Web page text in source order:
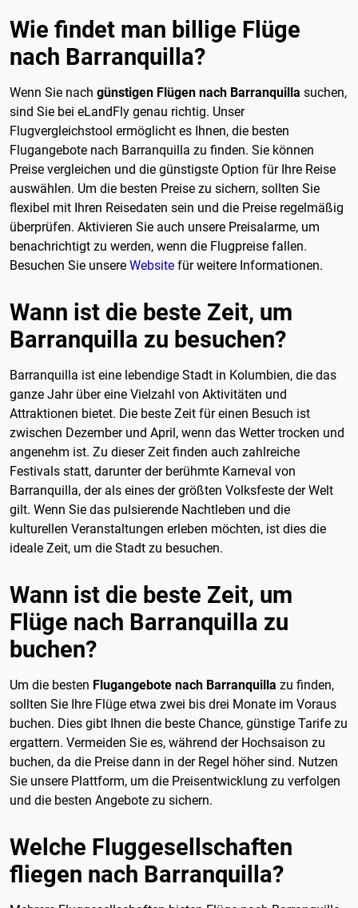
Wie findet man billige Flüge
nach Barranquilla?
Wenn Sie nach günstigen Flügen nach Barranquilla suchen,
sind Sie bei eLandFly genau richtig. Unser
Flugvergleichstool ermöglicht es Ihnen, die besten
Flugangebote nach Barranquilla zu finden. Sie können
Preise vergleichen und die günstigste Option für Ihre Reise
auswählen. Um die besten Preise zu sichern, sollten Sie
flexibel mit Ihren Reisedaten sein und die Preise regelmäßig
überprüfen. Aktivieren Sie auch unsere Preisalarme, um
benachrichtigt zu werden, wenn die Flugpreise fallen.
Besuchen Sie unsere Website für weitere Informationen.
Wann ist die beste Zeit, um
Barranquilla zu besuchen?
Barranquilla ist eine lebendige Stadt in Kolumbien, die das
ganze Jahr über eine Vielzahl von Aktivitäten und
Attraktionen bietet. Die beste Zeit für einen Besuch ist
zwischen Dezember und April, wenn das Wetter trocken und
angenehm ist. Zu dieser Zeit finden auch zahlreiche
Festivals statt, darunter der berühmte Karneval von
Barranquilla, der als eines der größten Volksfeste der Welt
gilt. Wenn Sie das pulsierende Nachtleben und die
kulturellen Veranstaltungen erleben möchten, ist dies die
ideale Zeit, um die Stadt zu besuchen.
Wann ist die beste Zeit, um
Flüge nach Barranquilla zu
buchen?
Um die besten Flugangebote nach Barranquilla zu finden,
sollten Sie Ihre Flüge etwa zwei bis drei Monate im Voraus
buchen. Dies gibt Ihnen die beste Chance, günstige Tarife zu
ergattern. Vermeiden Sie es, während der Hochsaison zu
buchen, da die Preise dann in der Regel höher sind. Nutzen
Sie unsere Plattform, um die Preisentwicklung zu verfolgen
und die besten Angebote zu sichern.
Welche Fluggesellschaften
fliegen nach Barranquilla?